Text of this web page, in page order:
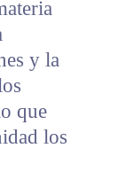
y la
que
los